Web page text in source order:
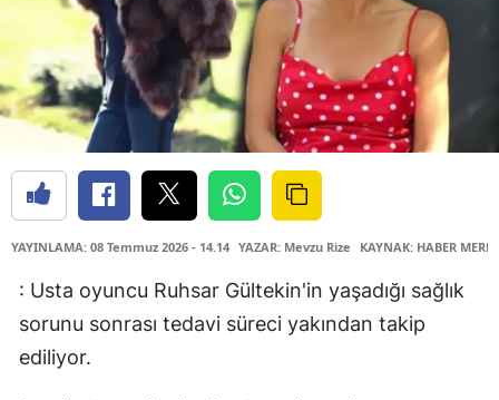
YAYINLAMA: 08 Temmuz 2026 - 14.14 YAZAR: Mevzu Rize KAYNAK: HABER
: Usta oyuncu Ruhsar Gültekin'in yaşadığı sağlık
sorunu sonrası tedavi süreci yakından takip
ediliyor.